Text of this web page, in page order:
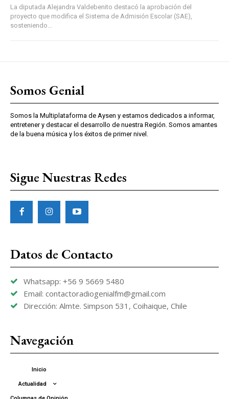
La diputada Alejandra Valdebenito destacó la aprobación del
proyecto que modifica el Sistema de Admisión Escolar (SAE),
sosteniendo...
Somos Genial
Somos la Multiplataforma de Aysen y estamos dedicados a informar,
entretener y destacar el desarrollo de nuestra Región. Somos amantes
de la buena música y los éxitos de primer nivel.
Sigue Nuestras Redes
Datos de Contacto
Whatsapp: +56 9 5669 5480
Email: contactoradiogenialfm@gmail.com
Dirección: Almte. Simpson 531, Coihaique, Chile
Navegación
Inicio
Actualidad